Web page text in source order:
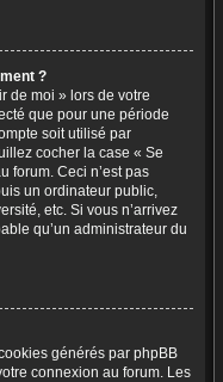
?
de moi » lors de votre
que pour une période
soit utilisé par
cocher la case « Se
forum. Ceci n’est pas
un ordinateur public,
etc. Si vous n’arrivez
qu’un administrateur du
générés par phpBB
connexion au forum. Les